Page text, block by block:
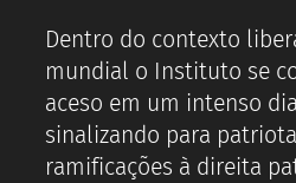
Dentro do contexto
mundial o Instituto se
aceso em um intenso
sinalizando para
ramificações à direita